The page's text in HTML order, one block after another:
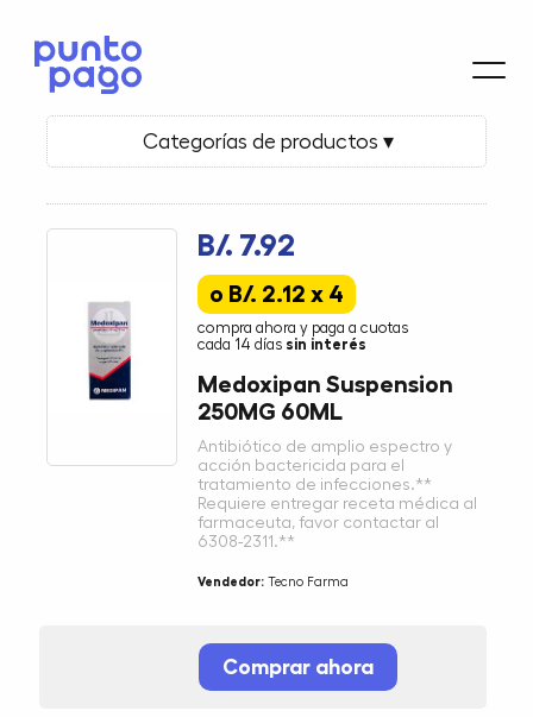
Categorías de productos ▾
B/. 7.92
o B/. 2.12 x 4
compra ahora y paga a cuotas
cada 14 días sin interés
Medoxipan Suspension
250MG 60ML
Antibiótico de amplio espectro y
acción bactericida para el
tratamiento de infecciones.**
Requiere entregar receta médica al
farmaceuta, favor contactar al
6308-2311.**
Vendedor: Tecno Farma
Comprar ahora